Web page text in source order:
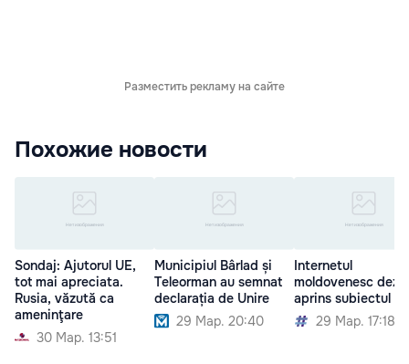
Разместить рекламу на сайте
Похожие новости
Sondaj: Ajutorul UE,
tot mai apreciata.
Rusia, văzută ca
ameninţare
30 Мар. 13:51
Municipiul Bârlad și
Teleorman au semnat
declarația de Unire
29 Мар. 20:40
Internetul
moldovenesc
aprins subiectul
29 Мар. 17:18